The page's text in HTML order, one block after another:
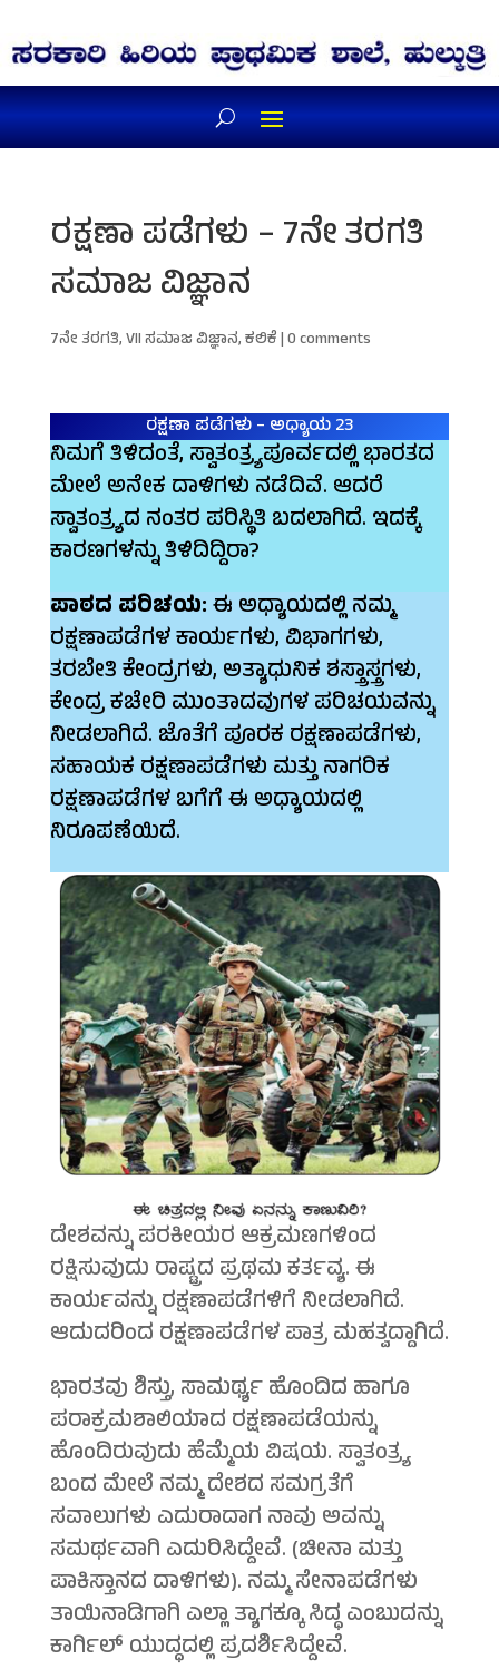
ರಕ್ಷಣಾ ಪಡೆಗಳು – 7ನೇ ತರಗತಿ
ಸಮಾಜ ವಿಜ್ಞಾನ
7ನೇ ತರಗತಿ,VII ಸಮಾಜ ವಿಜ್ಞಾನ,ಕಲಿಕೆ|0 comments
ರಕ್ಷಣಾ ಪಡೆಗಳು – ಅಧ್ಯಾಯ 23
ನಿಮಗೆ ತಿಳಿದಂತೆ, ಸ್ವಾತಂತ್ರ್ಯಪೂರ್ವದಲ್ಲಿ ಭಾರತದ
ಮೇಲೆ ಅನೇಕ ದಾಳಿಗಳು ನಡೆದಿವೆ. ಆದರೆ
ಸ್ವಾತಂತ್ರ್ಯದ ನಂತರ ಪರಿಸ್ಥಿತಿ ಬದಲಾಗಿದೆ. ಇದಕ್ಕೆ
ಕಾರಣಗಳನ್ನು ತಿಳಿದಿದ್ದಿರಾ?
ಪಾಠದ ಪರಿಚಯ:ಈ ಅಧ್ಯಾಯದಲ್ಲಿ ನಮ್ಮ
ರಕ್ಷಣಾಪಡೆಗಳ ಕಾರ್ಯಗಳು, ವಿಭಾಗಗಳು,
ತರಬೇತಿ ಕೇಂದ್ರಗಳು, ಅತ್ಯಾಧುನಿಕ ಶಸ್ತ್ರಾಸ್ತ್ರಗಳು,
ಕೇಂದ್ರ ಕಚೇರಿ ಮುಂತಾದವುಗಳ ಪರಿಚಯವನ್ನು
ನೀಡಲಾಗಿದೆ. ಜೊತೆಗೆ ಪೂರಕ ರಕ್ಷಣಾಪಡೆಗಳು,
ಸಹಾಯಕ ರಕ್ಷಣಾಪಡೆಗಳು ಮತ್ತು ನಾಗರಿಕ
ರಕ್ಷಣಾಪಡೆಗಳ ಬಗೆಗೆ ಈ ಅಧ್ಯಾಯದಲ್ಲಿ
ನಿರೂಪಣೆಯಿದೆ.
ದೇಶವನ್ನು ಪರಕೀಯರ ಆಕ್ರಮಣಗಳಿಂದ
ರಕ್ಷಿಸುವುದು ರಾಷ್ಟ್ರದ ಪ್ರಥಮ ಕರ್ತವ್ಯ. ಈ
ಕಾರ್ಯವನ್ನು ರಕ್ಷಣಾಪಡೆಗಳಿಗೆ ನೀಡಲಾಗಿದೆ.
ಆದುದರಿಂದ ರಕ್ಷಣಾಪಡೆಗಳ ಪಾತ್ರ ಮಹತ್ವದ್ದಾಗಿದೆ.
ಭಾರತವು ಶಿಸ್ತು, ಸಾಮರ್ಥ್ಯ ಹೊಂದಿದ ಹಾಗೂ
ಪರಾಕ್ರಮಶಾಲಿಯಾದ ರಕ್ಷಣಾಪಡೆಯನ್ನು
ಹೊಂದಿರುವುದು ಹೆಮ್ಮೆಯ ವಿಷಯ. ಸ್ವಾತಂತ್ರ್ಯ
ಬಂದ ಮೇಲೆ ನಮ್ಮ ದೇಶದ ಸಮಗ್ರತೆಗೆ
ಸವಾಲುಗಳು ಎದುರಾದಾಗ ನಾವು ಅವನ್ನು
ಸಮರ್ಥವಾಗಿ ಎದುರಿಸಿದ್ದೇವೆ. (ಚೀನಾ ಮತ್ತು
ಪಾಕಿಸ್ತಾನದ ದಾಳಿಗಳು). ನಮ್ಮ ಸೇನಾಪಡೆಗಳು
ತಾಯಿನಾಡಿಗಾಗಿ ಎಲ್ಲಾ ತ್ಯಾಗಕ್ಕೂ ಸಿದ್ಧ ಎಂಬುದನ್ನು
ಕಾರ್ಗಿಲ್ ಯುದ್ಧದಲ್ಲಿ ಪ್ರದರ್ಶಿಸಿದ್ದೇವೆ.